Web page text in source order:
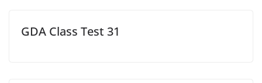
GDA Class Test 31